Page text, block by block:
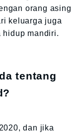
orang asing
keluarga juga
hidup mandiri.
tentang
dan jika